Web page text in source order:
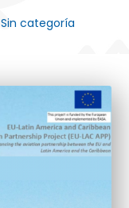
Sin categoría